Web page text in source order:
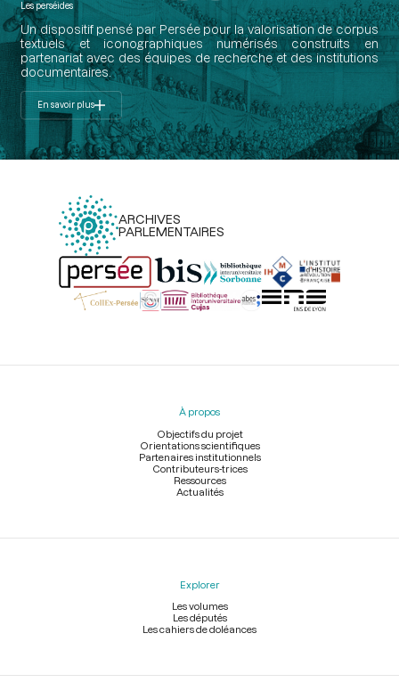
Les perséides
Un dispositif pensé par Persée pour la valorisation de corpus
textuels et iconographiques numérisés construits en
partenariat avec des équipes de recherche et des institutions
documentaires.
En savoir plus
ARCHIVES
PARLEMENTAIRES
Menu
À propos
Objectifs du projet
Orientations scientifiques
Partenaires institutionnels
Contributeurs-trices
Ressources
Actualités
Explorer
Les volumes
Les députés
Les cahiers de doléances